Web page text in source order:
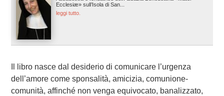
Ecclesiæ» sull’Isola di San...
leggi tutto.
Il libro nasce dal desiderio di comunicare l’urgenza
dell’amore come sponsalità, amicizia, comunione-
comunità, affinché non venga equivocato, banalizzato,